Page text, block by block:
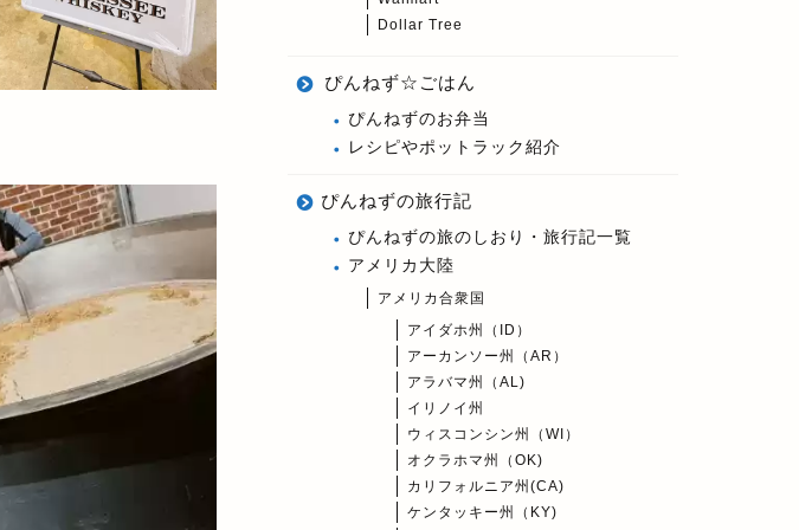
Dollar Tree
ぴんねず☆ごはん
ぴんねずのお弁当
レシピやポットラック紹介
ぴんねずの旅行記
ぴんねずの旅のしおり・旅行記一覧
アメリカ大陸
アメリカ合衆国
アイダホ州（ID）
アーカンソー州（AR）
アラバマ州（AL)
イリノイ州
ウィスコンシン州（WI）
オクラホマ州（OK)
カリフォルニア州(CA)
ケンタッキー州（KY)